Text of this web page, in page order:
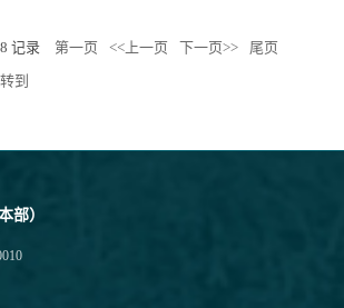
8 记录 第一页 <<上一页 下一页>>
尾页
到
部）